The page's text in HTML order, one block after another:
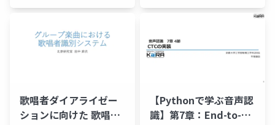
歌唱者ダイアライゼー
ションに向けた 歌唱者
【Pythonで学ぶ音声認
識】第7章：End-to-